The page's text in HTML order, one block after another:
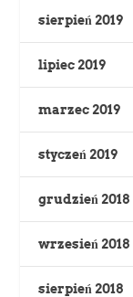
sierpień 2019
lipiec 2019
marzec 2019
styczeń 2019
grudzień 2018
wrzesień 2018
sierpień 2018